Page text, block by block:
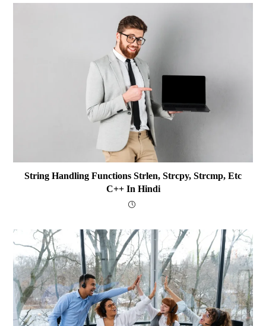
String Handling Functions Strlen, Strcpy, Strcmp, Etc
C++ In Hindi